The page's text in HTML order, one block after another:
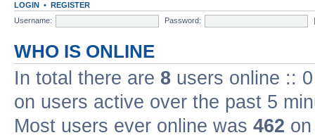
LOGIN • REGISTER
Username:
Password:
WHO IS ONLINE
In total there are 8 users online ::
on users active over the past 5
Most users ever online was 462